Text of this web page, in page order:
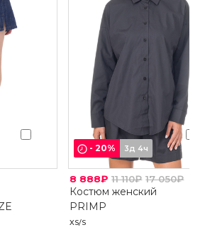
-20% 3д 4ч
8 888₽ 11 110₽ 17 050₽
Костюм женский
PRIMP
XS/S